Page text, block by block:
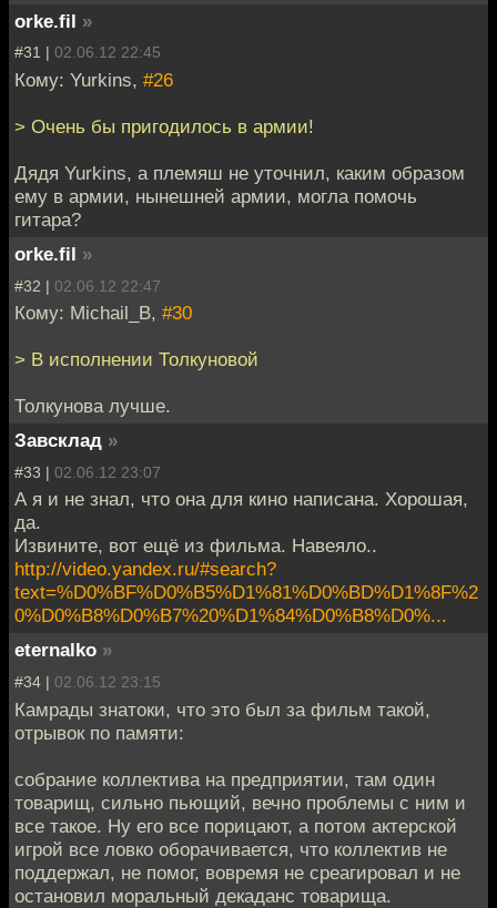
orke.fil »
#31 | 02.06.12 22:45
Кому: Yurkins, #26
> Очень бы пригодилось в армии!
Дядя Yurkins, а племяш не уточнил, каким образом
ему в армии, нынешней армии, могла помочь
гитара?
orke.fil »
#32 | 02.06.12 22:47
Кому: Michail_B, #30
> В исполнении Толкуновой
Толкунова лучше.
Завсклад »
#33 | 02.06.12 23:07
А я и не знал, что она для кино написана. Хорошая,
да.
Извините, вот ещё из фильма. Навеяло..
http://video.yandex.ru/#search?
text=%D0%BF%D0%B5%D1%81%D0%BD%D1%8F%2
0%D0%B8%D0%B7%20%D1%84%D0%B8%D0%...
eternalko »
#34 | 02.06.12 23:15
Камрады знатоки, что это был за фильм такой,
отрывок по памяти:
собрание коллектива на предприятии, там один
товарищ, сильно пьющий, вечно проблемы с ним и
все такое. Ну его все порицают, а потом актерской
игрой все ловко оборачивается, что коллектив не
поддержал, не помог, вовремя не среагировал и не
остановил моральный декаданс товарища.